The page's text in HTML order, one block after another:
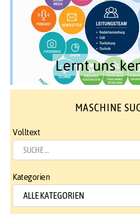
Lernt uns
MASCHINE
Volltext
Kategorien